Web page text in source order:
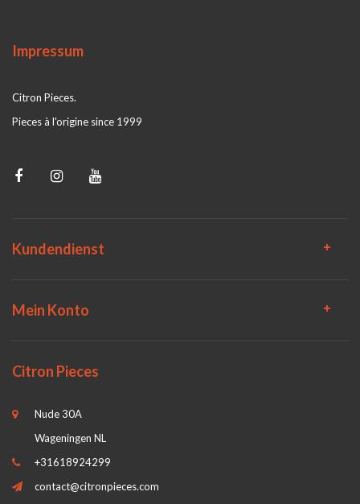
Impressum
Citron Pieces.
Pieces à l'origine since 1999
Kundendienst
Mein Konto
Citron Pieces
Nude 30A
Wageningen NL
+31618924299
contact@citronpieces.com